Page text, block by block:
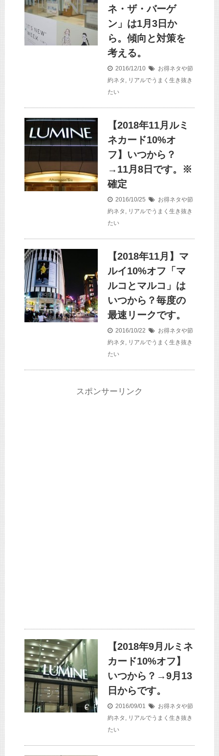
ネ・ザ・バーゲ
ン」は1月3日か
ら。傾向と対策を
考える。
2016/12/10
お得ネタや節
約ネタ , リアルでうまく生き抜き
たい
【2018年11月ルミ
ネカード10%オ
フ】いつから？
→11月8日です。※
確定
2016/10/25
お得ネタや節
約ネタ , リアルでうまく生き抜き
たい
【2018年11月】マ
ルイ10%オフ「マ
ルコとマルコ」は
いつから？毎度の
最速リークです。
2016/10/22
お得ネタや節
約ネタ , リアルでうまく生き抜き
たい
スポンサーリンク
【2018年9月ルミネ
カード10%オフ】
いつから？→9月13
日からです。
2016/09/01
お得ネタや節
約ネタ , リアルでうまく生き抜き
たい